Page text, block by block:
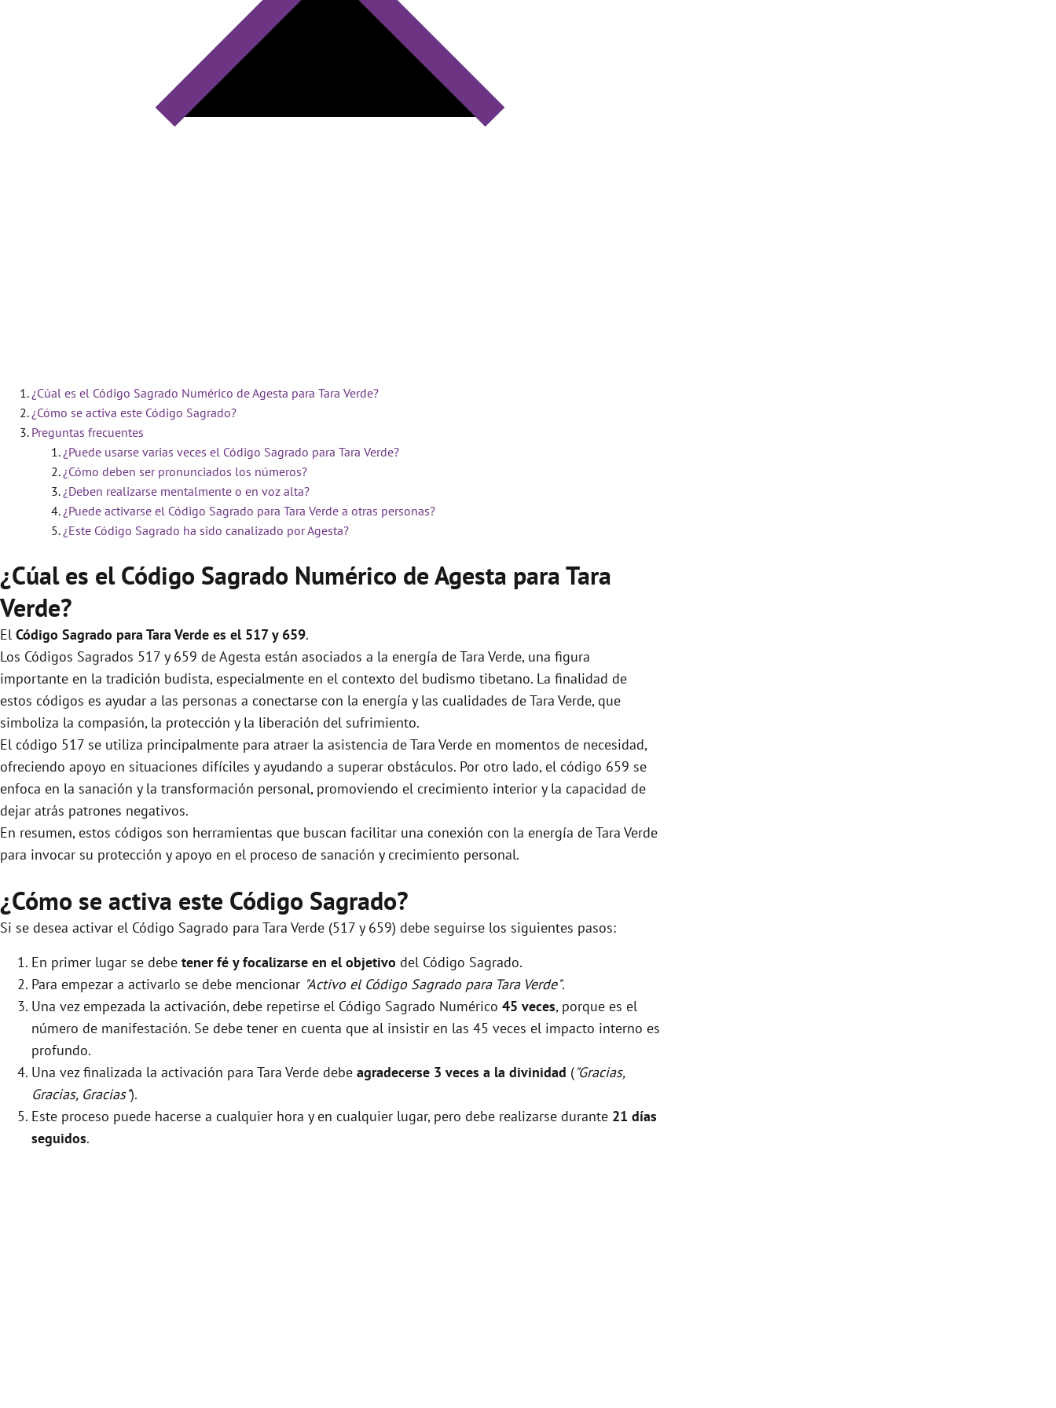
¿Cúal es el Código Sagrado Numérico de Agesta para Tara Verde?
¿Cómo se activa este Código Sagrado?
Preguntas frecuentes
¿Puede usarse varias veces el Código Sagrado para Tara Verde?
¿Cómo deben ser pronunciados los números?
¿Deben realizarse mentalmente o en voz alta?
¿Puede activarse el Código Sagrado para Tara Verde a otras personas?
¿Este Código Sagrado ha sido canalizado por Agesta?
¿Cúal es el Código Sagrado Numérico de Agesta para Tara
Verde?
El Código Sagrado para Tara Verde es el 517 y 659.
Los Códigos Sagrados 517 y 659 de Agesta están asociados a la energía de Tara Verde, una figura
importante en la tradición budista, especialmente en el contexto del budismo tibetano. La finalidad de
estos códigos es ayudar a las personas a conectarse con la energía y las cualidades de Tara Verde, que
simboliza la compasión, la protección y la liberación del sufrimiento.
El código 517 se utiliza principalmente para atraer la asistencia de Tara Verde en momentos de necesidad,
ofreciendo apoyo en situaciones difíciles y ayudando a superar obstáculos. Por otro lado, el código 659 se
enfoca en la sanación y la transformación personal, promoviendo el crecimiento interior y la capacidad de
dejar atrás patrones negativos.
En resumen, estos códigos son herramientas que buscan facilitar una conexión con la energía de Tara Verde
para invocar su protección y apoyo en el proceso de sanación y crecimiento personal.
¿Cómo se activa este Código Sagrado?
Si se desea activar el Código Sagrado para Tara Verde (517 y 659) debe seguirse los siguientes pasos:
En primer lugar se debe tener fé y focalizarse en el objetivo del Código Sagrado.
Para empezar a activarlo se debe mencionar "Activo el Código Sagrado para Tara Verde".
Una vez empezada la activación, debe repetirse el Código Sagrado Numérico 45 veces, porque es el
número de manifestación. Se debe tener en cuenta que al insistir en las 45 veces el impacto interno es
profundo.
Una vez finalizada la activación para Tara Verde debe agradecerse 3 veces a la divinidad ("Gracias,
Gracias, Gracias").
Este proceso puede hacerse a cualquier hora y en cualquier lugar, pero debe realizarse durante 21 días
seguidos.